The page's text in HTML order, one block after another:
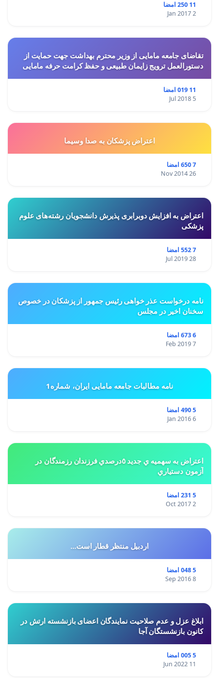
11 250 امضا
2 Jan 2017
تقاضای جامعه مامایی از وزیر محترم بهداشت جهت حمایت از
دستورالعمل ترویج زایمان طبیعی و حفظ کرامت حرفه مامایی
11 019 امضا
5 Jul 2018
اعتراض پزشكان به صدا وسيما
7 650 امضا
26 Nov 2014
اعتراض به افزایش دوبرابری پذیرش دانشجویان رشته‌های علوم
پزشکی
7 552 امضا
28 Jul 2019
نامه درخواست عذر خواهی رئیس جمهور از پزشکان در خصوص
سخنان اخیر در مجلس
6 673 امضا
7 Feb 2019
نامه مطالبات جامعه مامایی ایران، شماره1
5 490 امضا
6 Jan 2016
اعتراض به سهميه ي جديد ٥درصدي فرزندان رزمندگان در
آزمون دستياري
5 231 امضا
2 Oct 2017
اردبیل منتظر قطار است...
5 048 امضا
8 Sep 2016
ابلاغ عزل و عدم صلاحیت نمایندگان اعضای بازنشسته ارتش در
کانون بازنشستگان آجا
5 005 امضا
11 Jun 2022